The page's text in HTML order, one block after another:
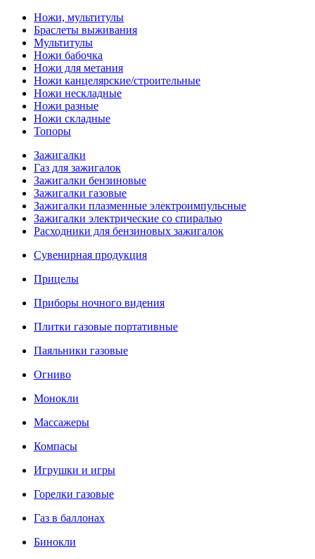
Ножи, мультитулы
Браслеты выживания
Мультитулы
Ножи бабочка
Ножи для метания
Ножи канцелярские/строительные
Ножи нескладные
Ножи разные
Ножи складные
Топоры
Зажигалки
Газ для зажигалок
Зажигалки бензиновые
Зажигалки газовые
Зажигалки плазменные электроимпульсные
Зажигалки электрические со спиралью
Расходники для бензиновых зажигалок
Сувенирная продукция
Прицелы
Приборы ночного видения
Плитки газовые портативные
Паяльники газовые
Огниво
Монокли
Массажеры
Компасы
Игрушки и игры
Горелки газовые
Газ в баллонах
Бинокли